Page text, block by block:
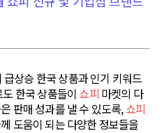
급상승 한국 상품과 인기 키워드
한국 상품들이 쇼피 마켓의 다
판매 성과를 낼 수 있도록,쇼피
도움이 되는 다양한 정보들을